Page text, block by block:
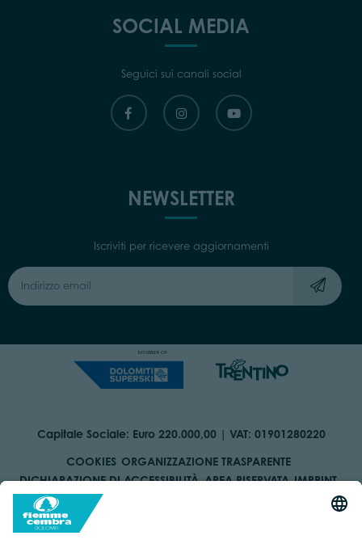
SOCIAL MEDIA
Seguici sui canali social
NEWSLETTER
Iscriviti per ricevere aggiornamenti
Capitale Sociale: Euro 220.000,00 | VAT: 01901280220
COOKIES ORGANIZZAZIONE TRASPARENTE
DICHIARAZIONE DI ACCESSIBILITÀ AREA RISERVATA IMPRINT